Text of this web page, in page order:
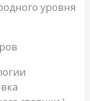
уровня